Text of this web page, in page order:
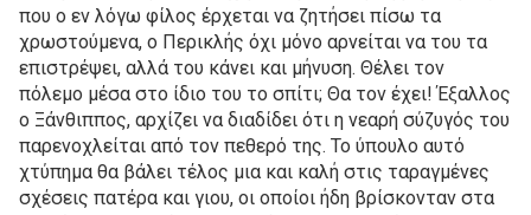
που ο εν λόγω φίλος έρχεται να ζητήσει πίσω τα
χρωστούμενα, ο Περικλής όχι μόνο αρνείται να του τα
επιστρέψει, αλλά του κάνει και μήνυση. Θέλει τον
πόλεμο μέσα στο ίδιο του το σπίτι; Θα τον έχει! Έξαλλος
ο Ξάνθιππος, αρχίζει να διαδίδει ότι η νεαρή σύζυγός του
παρενοχλείται από τον πεθερό της. Το ύπουλο αυτό
χτύπημα θα βάλει τέλος μια και καλή στις ταραγμένες
σχέσεις πατέρα και γιου, οι οποίοι ήδη βρίσκονταν στα